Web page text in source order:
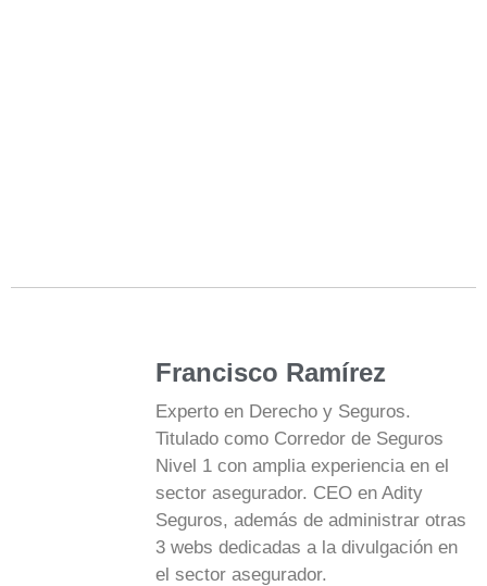
Francisco Ramírez
Experto en Derecho y Seguros.
Titulado como Corredor de Seguros
Nivel 1 con amplia experiencia en el
sector asegurador. CEO en Adity
Seguros, además de administrar otras
3 webs dedicadas a la divulgación en
el sector asegurador.